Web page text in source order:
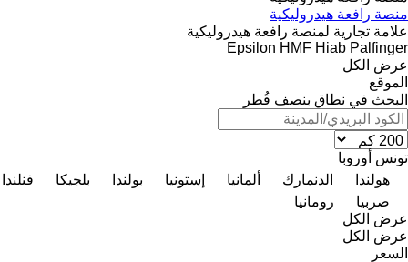
منصة رافعة هيدروليكية
علامة تجارية لمنصة رافعة هيدروليكية
Epsilon HMF Hiab Palfinger
عرض الكل
الموقع
البحث في نطاق بنصف قُطر
تونس أوروبا
هولندا
الدنمارك ألمانيا إستونيا بولندا بلجيكا
فنلندا
صربيا
رومانيا
عرض الكل
عرض الكل
السعر